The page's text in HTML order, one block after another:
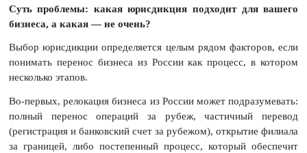
Суть проблемы: какая юрисдикция подходит для вашего
бизнеса, а какая — не очень?
Выбор юрисдикции определяется целым рядом факторов, если
понимать перенос бизнеса из России как процесс, в котором
несколько этапов.
Во-первых, релокация бизнеса из России может подразумевать:
полный перенос операций за рубеж, частичный перевод
(регистрация и банковский счет за рубежом), открытие филиала
за границей, либо постепенный процесс, который обеспечит